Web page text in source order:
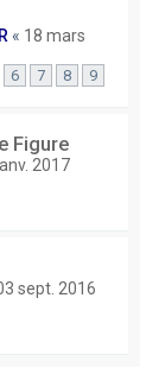
« 18 mars
6 7 8 9
Figure
2017
sept. 2016